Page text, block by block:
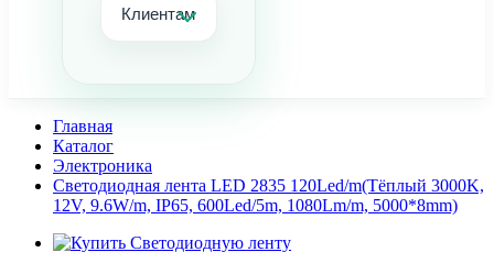
Клиентам
Главная
Каталог
Электроника
Светодиодная лента LED 2835 120Led/m(Тёплый 3000K,
12V, 9.6W/m, IP65, 600Led/5m, 1080Lm/m, 5000*8mm)